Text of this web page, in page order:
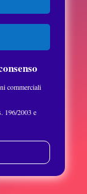
commerciali
196/2003 e